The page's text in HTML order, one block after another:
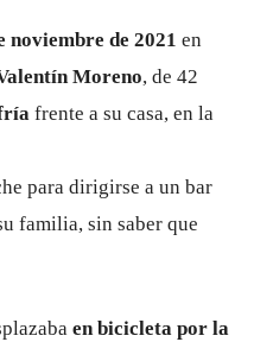
noviembre de 2021 en
Moreno, de 42
frente a su casa, en la
para dirigirse a un bar
familia, sin saber que
en bicicleta por la